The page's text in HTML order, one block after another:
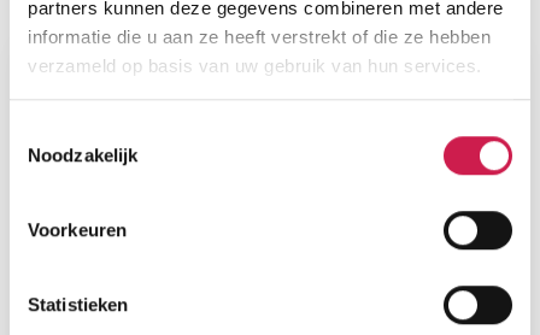
partners kunnen deze gegevens combineren met andere
informatie die u aan ze heeft verstrekt of die ze hebben
verzameld op basis van uw gebruik van hun services.
Noodzakelijk
Voorkeuren
Statistieken
Plattegronden